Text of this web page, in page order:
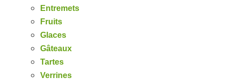
Entremets
Fruits
Glaces
Gâteaux
Tartes
Verrines